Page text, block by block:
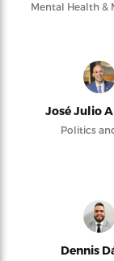
Mental Health &
José Julio
Politics
Dennis